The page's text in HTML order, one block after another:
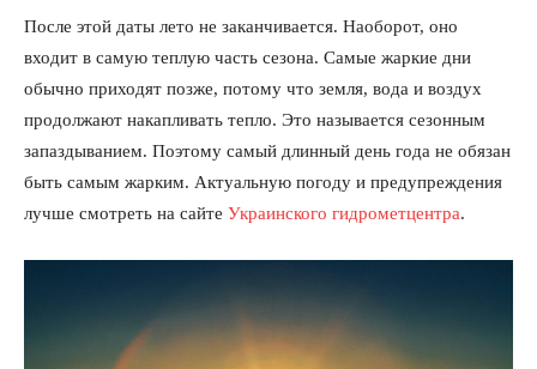
После этой даты лето не заканчивается. Наоборот, оно
входит в самую теплую часть сезона. Самые жаркие дни
обычно приходят позже, потому что земля, вода и воздух
продолжают накапливать тепло. Это называется сезонным
запаздыванием. Поэтому самый длинный день года не обязан
быть самым жарким. Актуальную погоду и предупреждения
лучше смотреть на сайте Украинского гидрометцентра.